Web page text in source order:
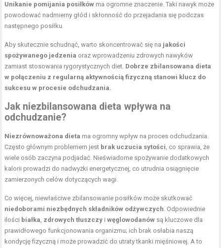
Unikanie pomijania posiłków ma ogromne znaczenie. Taki nawyk może
powodować nadmierny głód i skłonność do przejadania się podczas
następnego posiłku.
Aby skutecznie schudnąć, warto skoncentrować się na jakości
spożywanego jedzenia oraz wprowadzeniu zdrowych nawyków
zamiast stosowania rygorystycznych diet. Dobrze zbilansowana dieta
w połączeniu z regularną aktywnością fizyczną stanowi klucz do
sukcesu w procesie odchudzania.
Jak niezbilansowana dieta wpływa na
odchudzanie?
Niezrównoważona dieta ma ogromny wpływ na proces odchudzania.
Często głównym problemem jest brak uczucia sytości, co sprawia, że
wiele osób zaczyna podjadać. Nieświadome spożywanie dodatkowych
kalorii prowadzi do nadwyżki energetycznej, co utrudnia osiągnięcie
zamierzonych celów dotyczących wagi.
Co więcej, niewłaściwe zbilansowanie posiłków może skutkować
niedoborami niezbędnych składników odżywczych. Odpowiednie
ilości białka, zdrowych tłuszczy iwęglowodanów są kluczowe dla
prawidłowego funkcjonowania organizmu; ich brak osłabia naszą
kondycję fizyczną i może prowadzić do utraty tkanki mięśniowej. A to